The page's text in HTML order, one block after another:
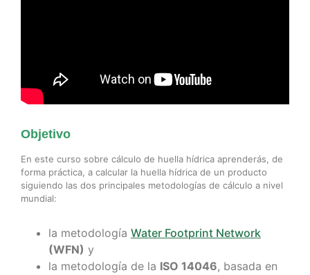
Objetivo
En este curso sobre cálculo de huella hídrica aprenderás, de
forma práctica, a calcular la huella hídrica de un producto
siguiendo las dos principales metodologías de cálculo a nivel
mundial:
la metodología Water Footprint Network
(WFN) y
la metodología de la ISO 14046, basada en